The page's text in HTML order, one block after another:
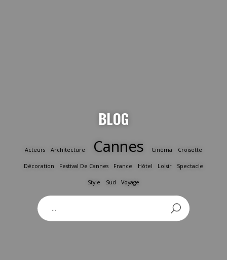
BLOG
Acteurs Architecture Cannes Cinéma Croisette
Décoration Festival De Cannes France Hôtel Loisir Spectacle
Style Sud Voyage